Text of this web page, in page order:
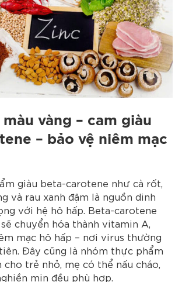
vàng – cam giàu
– bảo vệ niêm mạc
giàu beta-carotene như cà rốt,
và rau xanh đậm là nguồn dinh
với hệ hô hấp. Beta-carotene
chuyển hóa thành vitamin A,
mạc hô hấp – nơi virus thường
Đây cũng là nhóm thực phẩm
trẻ nhỏ, mẹ có thể nấu cháo,
mịn đều phù hợp.